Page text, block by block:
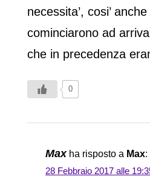
necessita’, cosi’
cominciarono ad
che in precedenza
0
Max ha risposto a Max:
28 Febbraio 2017 alle